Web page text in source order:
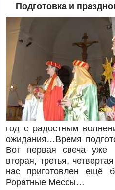
Подготовка и
год с радостным
ожидания…Время
Вот первая свеча уже
вторая, третья,
нас приготовлен ещё
Роратные Мессы…